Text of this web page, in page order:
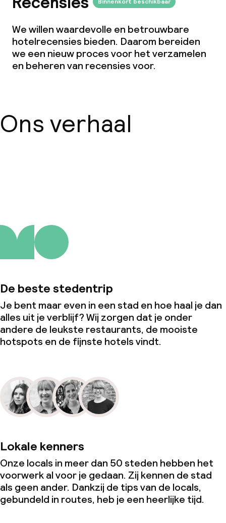
We willen waardevolle en betrouwbare
hotelrecensies bieden. Daarom bereiden
we een nieuw proces voor het verzamelen
en beheren van recensies voor.
Ons verhaal
De beste stedentrip
Je bent maar even in een stad en hoe haal je dan
alles uit je verblijf? Wij zorgen dat je onder
andere de leukste restaurants, de mooiste
hotspots en de fijnste hotels vindt.
Lokale kenners
Onze locals in meer dan 50 steden hebben het
voorwerk al voor je gedaan. Zij kennen de stad
als geen ander. Dankzij de tips van de locals,
gebundeld in routes, heb je een heerlijke tijd.